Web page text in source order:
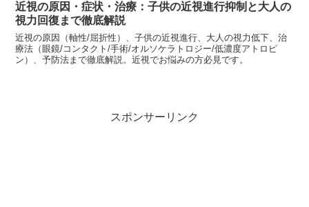
近視の原因・症状・治療：子供の近視進行抑制と大人の
視力回復まで徹底解説
近視の原因（軸性/屈折性）、子供の近視進行、大人の視力低下、治
療法（眼鏡/コンタクト/手術/オルソケラトロジー/低濃度アトロピ
ン）、予防法まで徹底解説。近視でお悩みの方必見です。
スポンサーリンク